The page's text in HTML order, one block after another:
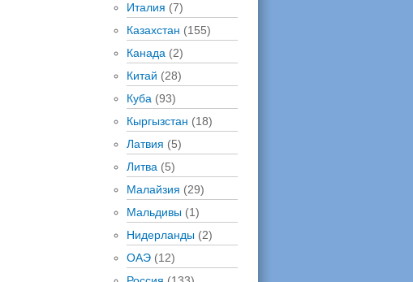
Италия (7)
Казахстан (155)
Канада (2)
Китай (28)
Куба (93)
Кыргызстан (18)
Латвия (5)
Литва (5)
Малайзия (29)
Мальдивы (1)
Нидерланды (2)
ОАЭ (12)